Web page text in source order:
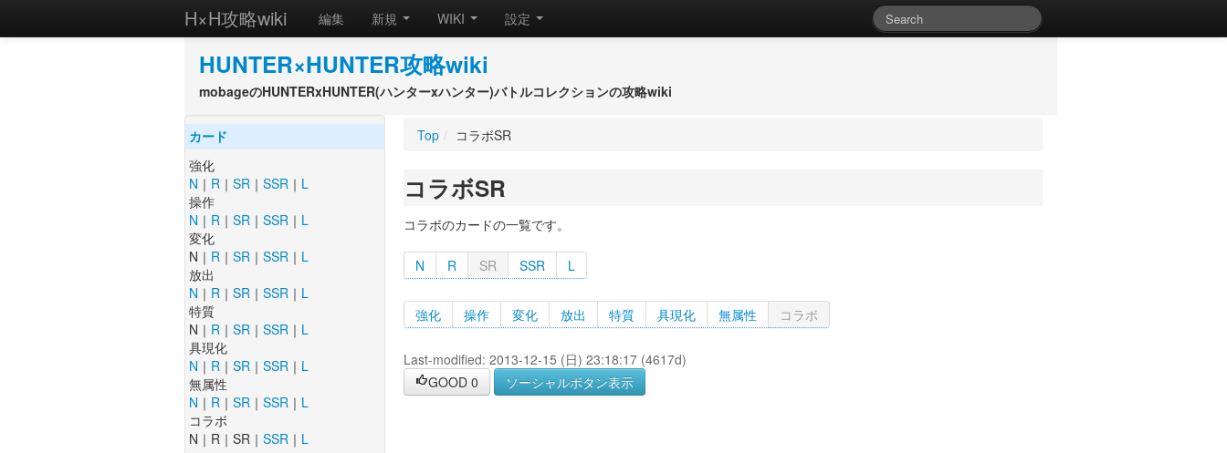
H×H攻略wiki 編集 新規 WIKI 設定
HUNTER×HUNTER攻略wiki
mobageのHUNTERxHUNTER(ハンターxハンター)バトルコレクションの攻略wiki
カード
強化
N ｜ R ｜ SR ｜ SSR ｜ L
操作
N ｜ R ｜ SR ｜ SSR ｜ L
変化
N｜ R ｜ SR ｜ SSR ｜ L
放出
N ｜ R ｜ SR ｜ SSR ｜ L
特質
N｜ R ｜ SR ｜ SSR ｜ L
具現化
N ｜ R ｜ SR ｜ SSR ｜ L
無属性
N ｜ R ｜ SR ｜ SSR ｜ L
コラボ
N｜R｜SR｜ SSR ｜ L
Top / コラボSR
コラボSR
コラボのカードの一覧です。
N R SR SSR L
強化 操作 変化 放出 特質 具現化 無属性 コラボ
Last-modified: 2013-12-15 (日) 23:18:17 (4617d)
GOOD 0 ソーシャルボタン表示